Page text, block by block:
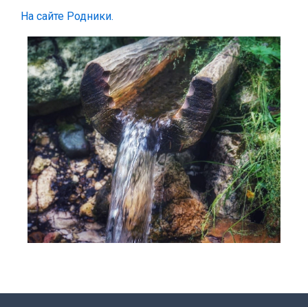
На сайте Родники.